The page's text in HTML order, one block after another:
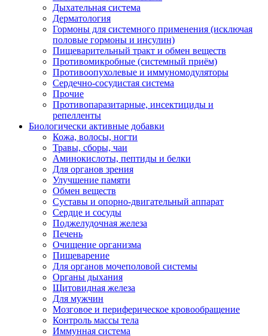
Дыхательная система
Дерматология
Гормоны для системного применения (исключая
половые гормоны и инсулин)
Пищеварительный тракт и обмен веществ
Противомикробные (системный приём)
Противоопухолевые и иммуномодуляторы
Сердечно-сосудистая система
Прочие
Противопаразитарные, инсектициды и
репелленты
Биологически активные добавки
Кожа, волосы, ногти
Травы, сборы, чаи
Аминокислоты, пептиды и белки
Для органов зрения
Улучшение памяти
Обмен веществ
Суставы и опорно-двигательный аппарат
Сердце и сосуды
Поджелудочная железа
Печень
Очищение организма
Пищеварение
Для органов мочеполовой системы
Органы дыхания
Щитовидная железа
Для мужчин
Мозговое и периферическое кровообращение
Контроль массы тела
Иммунная система